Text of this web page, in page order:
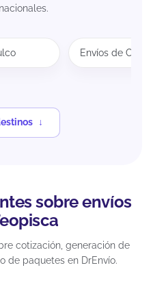
Envíos de
sobre envíos
cotización, generación de
de paquetes en DrEnvío.